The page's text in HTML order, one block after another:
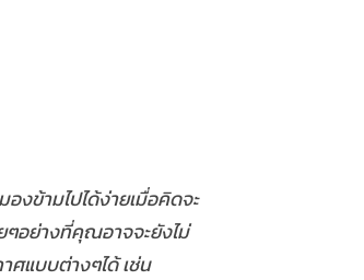
งข้ามไปได้ง่ายเมื่อคิดจะ
อย่างที่คุณอาจจะยังไม่
ศแบบต่างๆได้ เช่น